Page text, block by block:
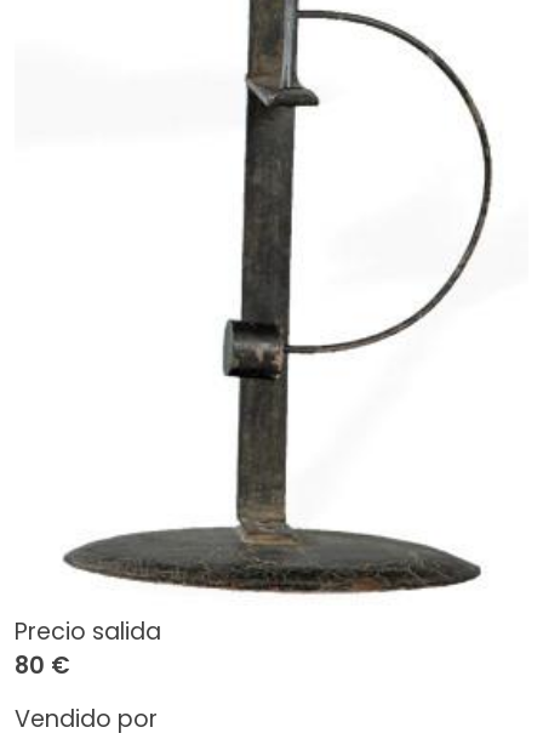
Precio salida
80 €
Vendido por